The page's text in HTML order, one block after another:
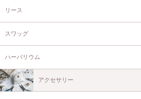
リース
スワッグ
ハーバリウム
アクセサリー